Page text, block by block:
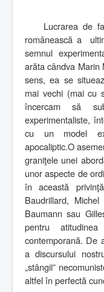
Lucrarea de
românească a
semnul
arăta cândva Marin
sens, ea se
mai vechi (mai cu
încercam să
experimentaliste,
cu un model
apocaliptic.O
graniţele unei
unor aspecte de
în această
Baudrillard,
Baumann sau
pentru
contemporană. De
a discursului
„stângii”
altfel în perfectă